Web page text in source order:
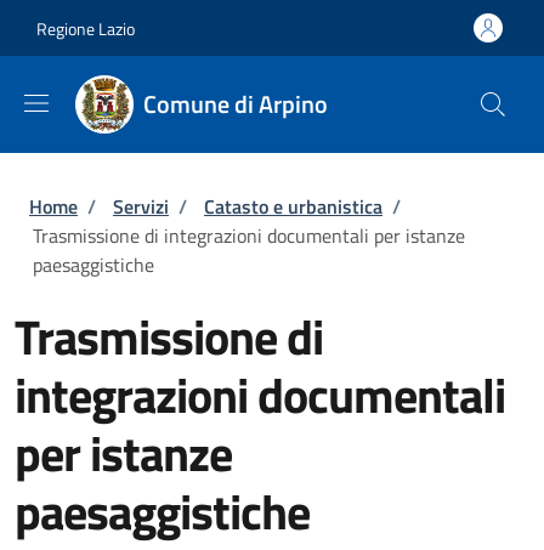
Regione Lazio
Comune di Arpino
Briciole di pane
Home / Servizi / Catasto e urbanistica /
Trasmissione di integrazioni documentali per istanze
paesaggistiche
Trasmissione di
integrazioni documentali
per istanze
paesaggistiche